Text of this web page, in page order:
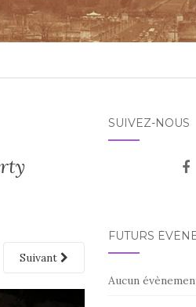
Suivant
SUIVEZ-NOUS
FUTURS
Aucun